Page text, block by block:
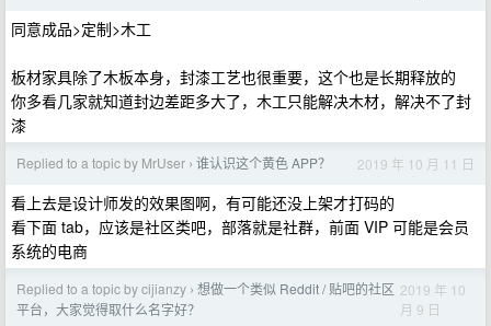
同意成品>定制>木工
板材家具除了木板本身，封漆工艺也很重要，这个也是长期释放的
你多看几家就知道封边差距多大了，木工只能解决木材，解决不了封
漆
Replied to a topic by MrUser › 谁认识这个黄色 APP？ 2019 年 10 月 11 日
看上去是设计师发的效果图啊，有可能还没上架才打码的
看下面 tab，应该是社区类吧，部落就是社群，前面 VIP 可能是会员
系统的电商
Replied to a topic by cijianzy › 想做一个类似 Reddit / 贴吧的社区
平台，大家觉得取什么名字好？
2019 年 10
月 9 日